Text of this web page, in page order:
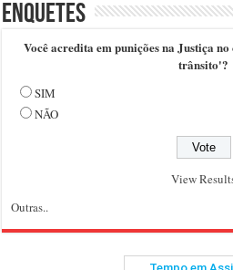
Enquetes
Você acredita em punições na Justiça
trânsito'?
SIM
NÃO
View
Outras..